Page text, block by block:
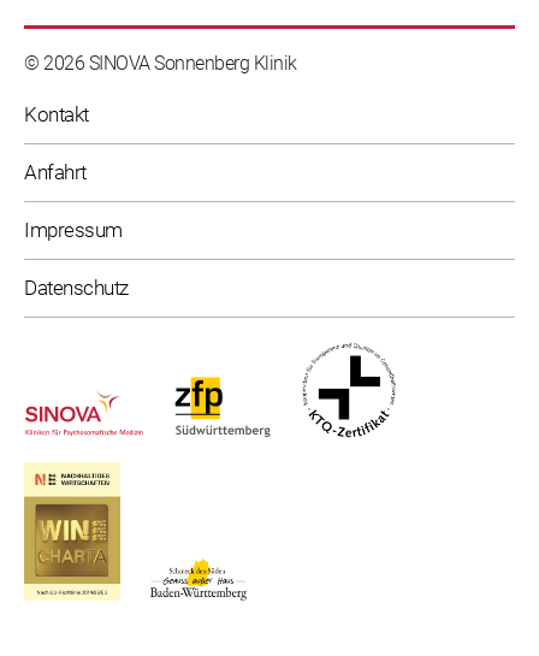
© 2026 SINOVA Sonnenberg Klinik
Kontakt
Anfahrt
Impressum
Datenschutz